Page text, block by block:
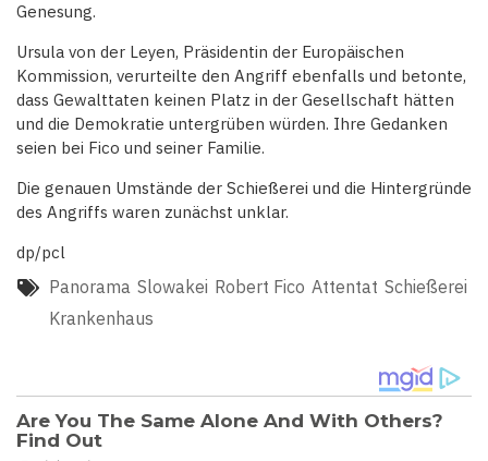
Genesung.
Ursula von der Leyen, Präsidentin der Europäischen
Kommission, verurteilte den Angriff ebenfalls und betonte,
dass Gewalttaten keinen Platz in der Gesellschaft hätten
und die Demokratie untergrüben würden. Ihre Gedanken
seien bei Fico und seiner Familie.
Die genauen Umstände der Schießerei und die Hintergründe
des Angriffs waren zunächst unklar.
dp/pcl
Panorama Slowakei Robert Fico Attentat Schießerei
Krankenhaus